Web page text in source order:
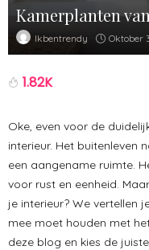
Kamerplanten
Ikbentrendy Oktober
1.82K
Oke, even voor de
interieur. Het buitenleven
een aangename ruimte.
voor rust en eenheid.
je interieur? We vertellen
mee moet houden met
deze blog en kies de